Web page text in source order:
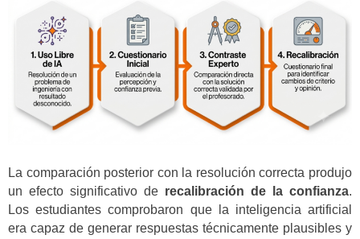
La comparación posterior con la resolución correcta produjo
un efecto significativo de recalibración de la confianza.
Los estudiantes comprobaron que la inteligencia artificial
era capaz de generar respuestas técnicamente plausibles y